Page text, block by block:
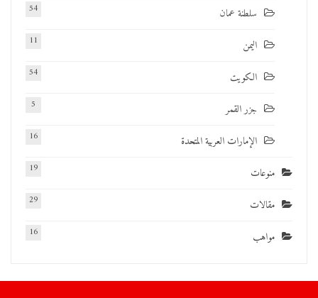
سلطنة عمان 54
اليمن 11
الكويت 54
جزر القمر 5
الإمارات العربية المتحدة 16
منوعات 19
مقالات 29
مواهب 16